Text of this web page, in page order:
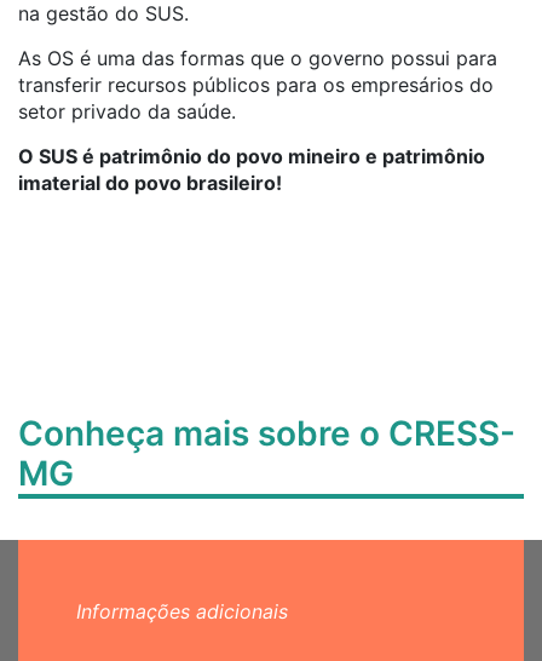
na gestão do SUS.
As OS é uma das formas que o governo possui para
transferir recursos públicos para os empresários do
setor privado da saúde.
O SUS é patrimônio do povo mineiro e patrimônio
imaterial do povo brasileiro!
Conheça mais sobre o CRESS-
MG
Informações adicionais